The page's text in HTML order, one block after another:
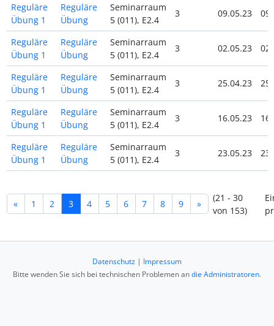
Reguläre
Übung 1
Reguläre
Übung
Seminarraum
5 (011), E2.4
3 09.05.23
Reguläre
Übung 1
Reguläre
Übung
Seminarraum
5 (011), E2.4
3 02.05.23
Reguläre
Übung 1
Reguläre
Übung
Seminarraum
5 (011), E2.4
3 25.04.23
Reguläre
Übung 1
Reguläre
Übung
Seminarraum
5 (011), E2.4
3 16.05.23
Reguläre
Übung 1
Reguläre
Übung
Seminarraum
5 (011), E2.4
3 23.05.23
« 1 2 3 4 5 6 7 8 9 »
(21 - 30
von 153)
Datenschutz | Impressum
Bitte wenden Sie sich bei technischen Problemen andie Administratoren.